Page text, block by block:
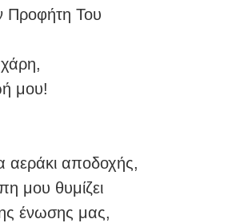
Προφήτη Του
μου!
αεράκι αποδοχής,
μου θυμίζει
ένωσης μας,